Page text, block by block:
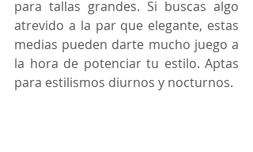
para tallas grandes. Si buscas algo
atrevido a la par que elegante, estas
medias pueden darte mucho juego a
la hora de potenciar tu estilo. Aptas
para estilismos diurnos y nocturnos.